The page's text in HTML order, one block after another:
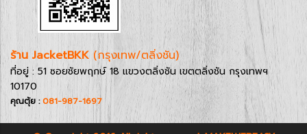
ร้าน JacketBKK (กรุงเทพ/ตลิ่งชัน)
ที่อยู่ : 51 ซอยชัยพฤกษ์ 18 แขวงตลิ่งชัน เขตตลิ่งชัน กรุงเทพฯ
10170
คุณตุ้ย :081-987-1697